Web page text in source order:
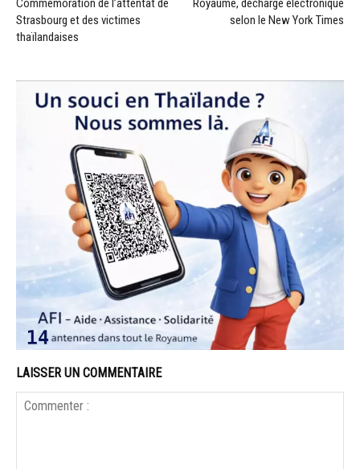
Commémoration de l’attentat de
Strasbourg et des victimes
thaïlandaises
Royaume, décharge électronique
selon le New York Times
LAISSER UN COMMENTAIRE